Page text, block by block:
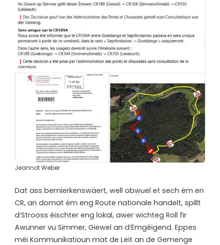
Jeannot Weber
Dat ass bemierkenswäert, well obwuel et sech ëm en
CR, an domat ëm eng Route nationale handelt, spillt
d’Strooss éischter eng lokal, awer wichteg Roll fir
Awunner vu Simmer, Giewel an d’Ëmgéigend. Eppes
méi Kommunikatioun mat de Leit an de Gemenge